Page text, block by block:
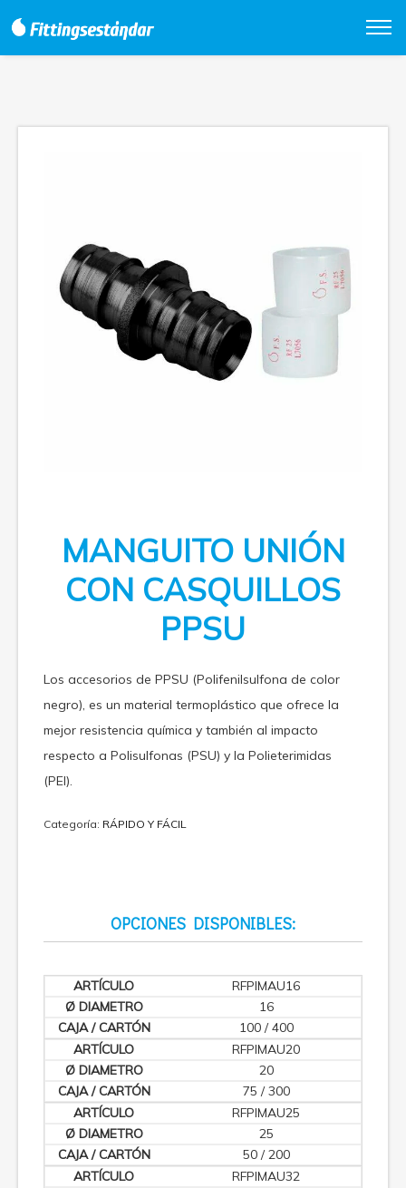
MANGUITO UNIÓN
CON CASQUILLOS
PPSU
Los accesorios de PPSU (Polifenilsulfona de color
negro), es un material termoplástico que ofrece la
mejor resistencia química y también al impacto
respecto a Polisulfonas (PSU) y la Polieterimidas
(PEI).
Categoría: RÁPIDO Y FÁCIL
OPCIONES DISPONIBLES:
RFPIMAU16
16
100 / 400
RFPIMAU20
20
75 / 300
RFPIMAU25
25
50 / 200
RFPIMAU32